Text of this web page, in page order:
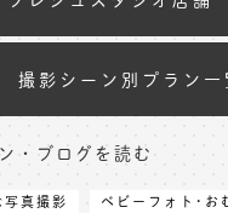
撮影シーン別プラン一
・ブログを読む
真撮影
ベビーフォト･お